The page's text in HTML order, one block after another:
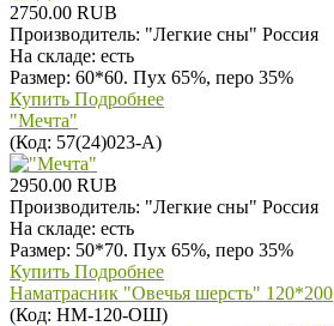
2750.00 RUB
Производитель: "Легкие сны" Россия
На складе: есть
Размер: 60*60. Пух 65%, перо 35%
Купить Подробнее
"Мечта"
(Код: 57(24)023-А)
2950.00 RUB
Производитель: "Легкие сны" Россия
На складе: есть
Размер: 50*70. Пух 65%, перо 35%
Купить Подробнее
Наматрасник "Овечья шерсть" 120*200
(Код: НМ-120-ОШ)